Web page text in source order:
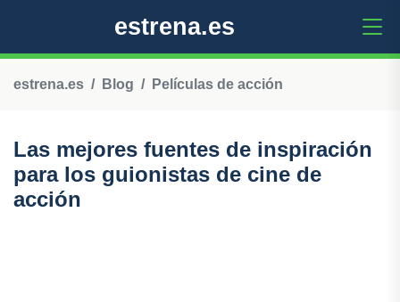
estrena.es
estrena.es Blog Películas de acción
Las mejores fuentes de inspiración
para los guionistas de cine de
acción